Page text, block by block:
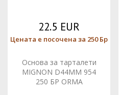
22.5 EUR
Цената е посочена за 250 Бр
Основа за тарталети
MIGNON D44MM 954
250 БР ORMA